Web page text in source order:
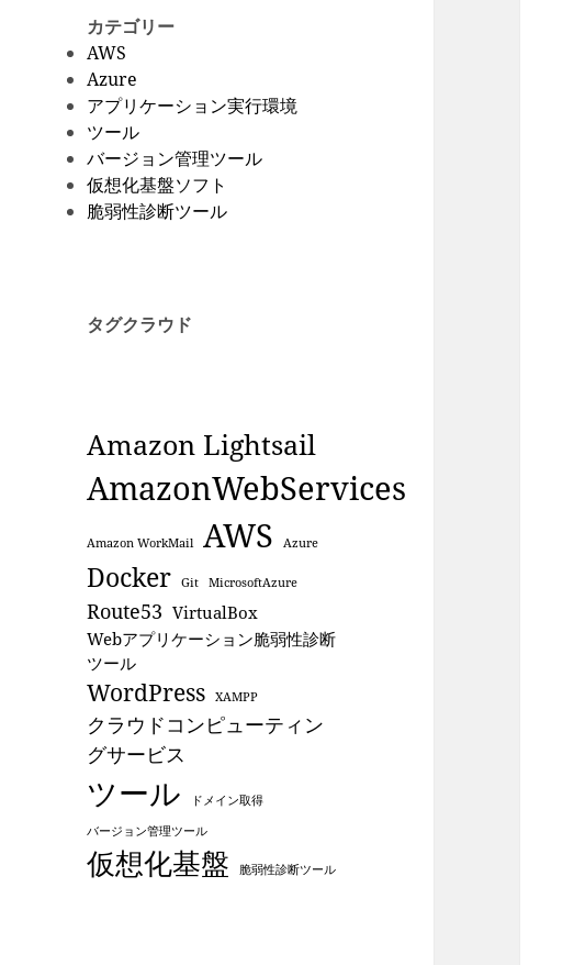
カテゴリー
AWS
Azure
アプリケーション実行環境
ツール
バージョン管理ツール
仮想化基盤ソフト
脆弱性診断ツール
タグクラウド
Amazon Lightsail
AmazonWebServices
Amazon WorkMail AWS Azure
Docker Git MicrosoftAzure
Route53 VirtualBox
Webアプリケーション脆弱性診断
ツール
WordPress XAMPP
クラウドコンピューティン
グサービス
ツール
ドメイン取得
バージョン管理ツール
仮想化基盤 脆弱性診断ツール